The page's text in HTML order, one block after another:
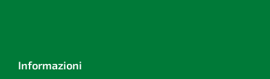
Informazioni